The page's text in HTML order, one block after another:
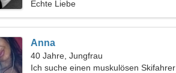
Echte Liebe
Anna
40 Jahre, Jungfrau
Ich suche einen muskulösen Skifahrer